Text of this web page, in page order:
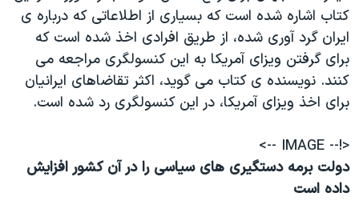
کتاب اشاره شده است که بسياری از اطلاعاتی که درباره ی
ايران گرد آوری شده، از طريق افرادی اخذ شده است که
برای گرفتن ويزای آمريکا به اين کنسولگری مراجعه می
کنند. نويسنده ی کتاب می گويد، اکثر تقاضاهای ايرانيان
برای اخذ ويزای آمريکا، در اين کنسولگری رد شده است.
<!-- IMAGE -->
دولت برمه دستگیری های سیاسی را در آن کشور افزایش
داده است